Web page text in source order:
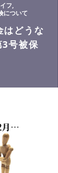
フ
について
はどうな
保